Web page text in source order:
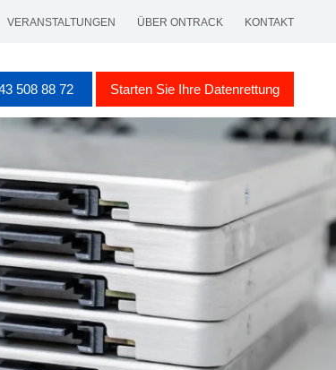
VERANSTALTUNGEN ÜBER ONTRACK KONTAKT
508 88 72 Starten Sie Ihre Datenrettung